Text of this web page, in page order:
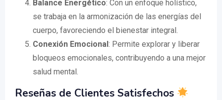
Balance Energético: Con un enfoque holístico,
se trabaja en la armonización de las energías del
cuerpo, favoreciendo el bienestar integral.
Conexión Emocional: Permite explorar y liberar
bloqueos emocionales, contribuyendo a una mejor
salud mental.
Reseñas de Clientes Satisfechos